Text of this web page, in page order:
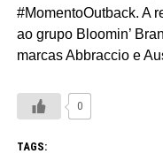
#MomentoOutback. A
ao grupo Bloomin’
marcas Abbraccio e
0
TAGS: